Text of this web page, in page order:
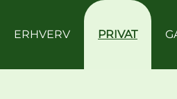
ERHVERV PRIVAT